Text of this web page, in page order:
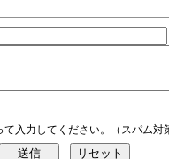
入力してください。（スパム対